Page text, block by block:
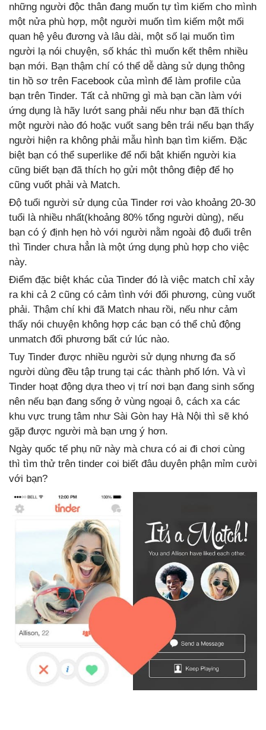
những người độc thân đang muốn tự tìm kiếm cho mình
một nửa phù hợp, một người muốn tìm kiếm một mối
quan hệ yêu đương và lâu dài, một số lại muốn tìm
người lạ nói chuyện, số khác thì muốn kết thêm nhiều
bạn mới. Bạn thậm chí có thể dễ dàng sử dụng thông
tin hồ sơ trên Facebook của mình để làm profile của
bạn trên Tinder. Tất cả những gì mà bạn cần làm với
ứng dụng là hãy lướt sang phải nếu như bạn đã thích
một người nào đó hoặc vuốt sang bên trái nếu bạn thấy
người hiện ra không phải mẫu hình bạn tìm kiếm. Đặc
biệt bạn có thể superlike để nổi bật khiến người kia
cũng biết bạn đã thích họ gửi một thông điệp để họ
cũng vuốt phải và Match.
Độ tuổi người sử dụng của Tinder rơi vào khoảng 20-30
tuổi là nhiều nhất(khoảng 80% tổng người dùng), nếu
bạn có ý định hẹn hò với người nằm ngoài độ đuổi trên
thì Tinder chưa hẳn là một ứng dụng phù hợp cho việc
này.
Điểm đặc biệt khác của Tinder đó là việc match chỉ xảy
ra khi cả 2 cũng có cảm tình với đối phương, cùng vuốt
phải. Thậm chí khi đã Match nhau rồi, nếu như cảm
thấy nói chuyện không hợp các bạn có thể chủ động
unmatch đối phương bất cứ lúc nào.
Tuy Tinder được nhiều người sử dụng nhưng đa số
người dùng đều tập trung tại các thành phố lớn. Và vì
Tinder hoạt động dựa theo vị trí nơi bạn đang sinh sống
nên nếu bạn đang sống ở vùng ngoại ô, cách xa các
khu vực trung tâm như Sài Gòn hay Hà Nội thì sẽ khó
gặp được người mà bạn ưng ý hơn.
Ngày quốc tế phụ nữ này mà chưa có ai đi chơi cùng
thì tìm thử trên tinder coi biết đâu duyên phận mỉm cười
với bạn?